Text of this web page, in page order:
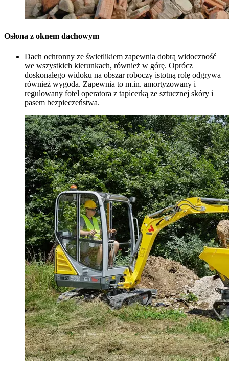
Osłona z oknem dachowym
Dach ochronny ze świetlikiem zapewnia dobrą widoczność
we wszystkich kierunkach, również w górę. Oprócz
doskonałego widoku na obszar roboczy istotną rolę odgrywa
również wygoda. Zapewnia to m.in. amortyzowany i
regulowany fotel operatora z tapicerką ze sztucznej skóry i
pasem bezpieczeństwa.